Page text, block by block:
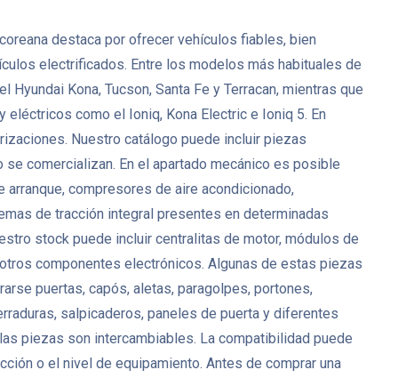
destaca por ofrecer vehículos fiables, bien
electrificados. Entre los modelos más habituales de
Kona, Tucson, Santa Fe y Terracan, mientras que
como el Ioniq, Kona Electric e Ioniq 5. En
Nuestro catálogo puede incluir piezas
comercializan. En el apartado mecánico es posible
compresores de aire acondicionado,
de tracción integral presentes en determinadas
stock puede incluir centralitas de motor, módulos de
componentes electrónicos. Algunas de estas piezas
puertas, capós, aletas, paragolpes, portones,
salpicaderos, paneles de puerta y diferentes
piezas son intercambiables. La compatibilidad puede
o el nivel de equipamiento. Antes de comprar una